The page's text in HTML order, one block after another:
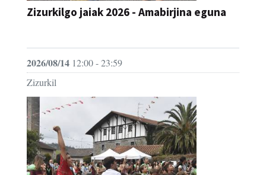
Zizurkilgo jaiak 2026 - Amabirjina eguna
2026/08/14 12:00 - 23:59
Zizurkil